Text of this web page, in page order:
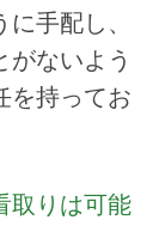
手配し、
がないよう
を持ってお
取りは可能